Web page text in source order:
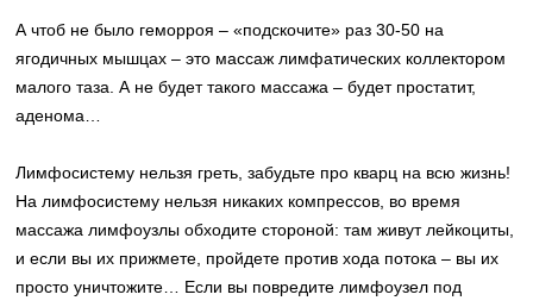
А чтоб не было геморроя – «подскочите» раз 30-50 на
ягодичных мышцах – это массаж лимфатических коллектором
малого таза. А не будет такого массажа – будет простатит,
аденома…
Лимфосистему нельзя греть, забудьте про кварц на всю жизнь!
На лимфосистему нельзя никаких компрессов, во время
массажа лимфоузлы обходите стороной: там живут лейкоциты,
и если вы их прижмете, пройдете против хода потока – вы их
просто уничтожите… Если вы повредите лимфоузел под